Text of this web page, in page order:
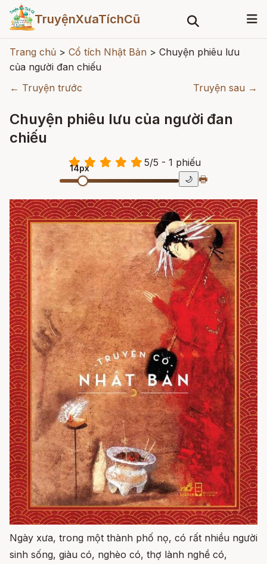
TruyệnXưaTíchCũ
Trang chủ > Cổ tích Nhật Bản > Chuyện phiêu lưu
của người đan chiếu
← Truyện trước
Truyện sau →
Chuyện phiêu lưu của người đan
chiếu
5/5 - 1 phiếu
14px
🌙 🖶
Ngày xưa, trong một thành phố nọ, có rất nhiều người
sinh sống, giàu có, nghèo có, thợ lành nghề có,